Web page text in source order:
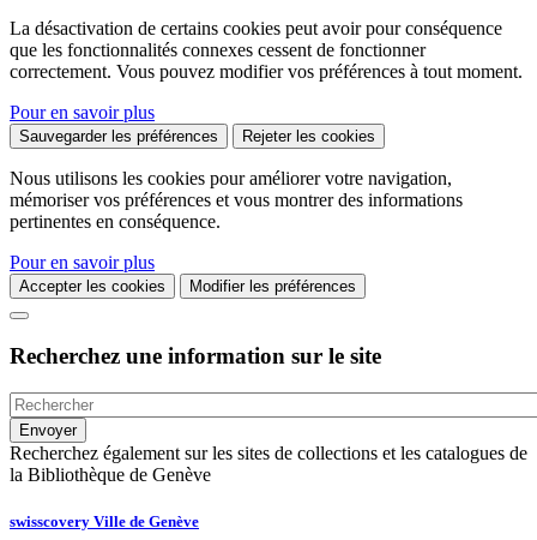
La désactivation de certains cookies peut avoir pour conséquence
que les fonctionnalités connexes cessent de fonctionner
correctement. Vous pouvez modifier vos préférences à tout moment.
Pour en savoir plus
Sauvegarder les préférences Rejeter les cookies
Nous utilisons les cookies pour améliorer votre navigation,
mémoriser vos préférences et vous montrer des informations
pertinentes en conséquence.
Pour en savoir plus
Accepter les cookies Modifier les préférences
Recherchez une information sur le site
Recherchez également sur les sites de collections et les catalogues de
la Bibliothèque de Genève
swisscovery Ville de Genève